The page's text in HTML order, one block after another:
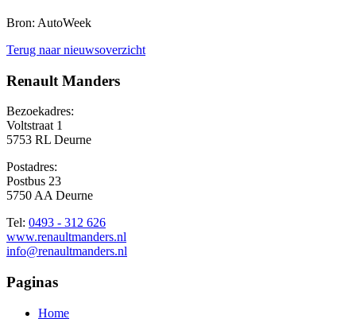
Bron: AutoWeek
Terug naar nieuwsoverzicht
Renault Manders
Bezoekadres:
Voltstraat 1
5753 RL Deurne
Postadres:
Postbus 23
5750 AA Deurne
Tel: 0493 - 312 626
www.renaultmanders.nl
info@renaultmanders.nl
Paginas
Home